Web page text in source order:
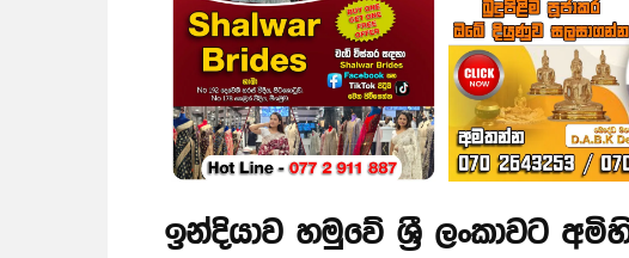
ඉන්දියාව හමුවේ ශ්‍රී ලංකාවට